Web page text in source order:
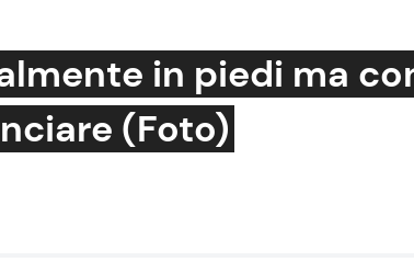
Benessere
in piedi ma
(Foto)